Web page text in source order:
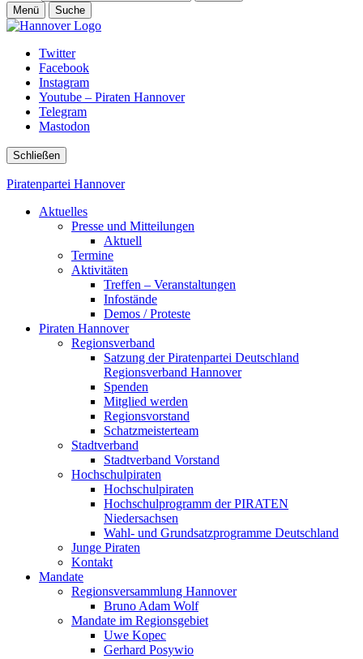
Menü Suche
Twitter
Facebook
Instagram
Youtube – Piraten Hannover
Telegram
Mastodon
Schließen
Piratenpartei Hannover
Aktuelles
Presse und Mitteilungen
Aktuell
Termine
Aktivitäten
Treffen – Veranstaltungen
Infostände
Demos / Proteste
Piraten Hannover
Regionsverband
Satzung der Piratenpartei Deutschland
Regionsverband Hannover
Spenden
Mitglied werden
Regionsvorstand
Schatzmeisterteam
Stadtverband
Stadtverband Vorstand
Hochschulpiraten
Hochschulpiraten
Hochschulprogramm der PIRATEN
Niedersachsen
Wahl- und Grundsatzprogramme Deutschland
Junge Piraten
Kontakt
Mandate
Regionsversammlung Hannover
Bruno Adam Wolf
Mandate im Regionsgebiet
Uwe Kopec
Gerhard Posywio